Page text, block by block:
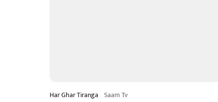
Har Ghar Tiranga Saam Tv